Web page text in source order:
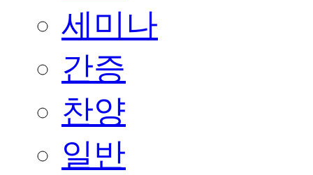
세미나
간증
찬양
일반